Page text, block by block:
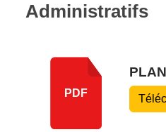
Administratifs
PDF